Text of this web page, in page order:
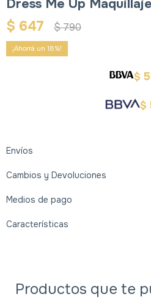
Dress Me Up Maquillaje
$ 647 $790
18
$
$
Envíos
Cambios y Devoluciones
Medios de pago
Características
Productos que te